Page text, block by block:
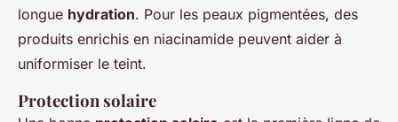
longue hydration. Pour les peaux pigmentées, des
produits enrichis en niacinamide peuvent aider à
uniformiser le teint.
Protection solaire